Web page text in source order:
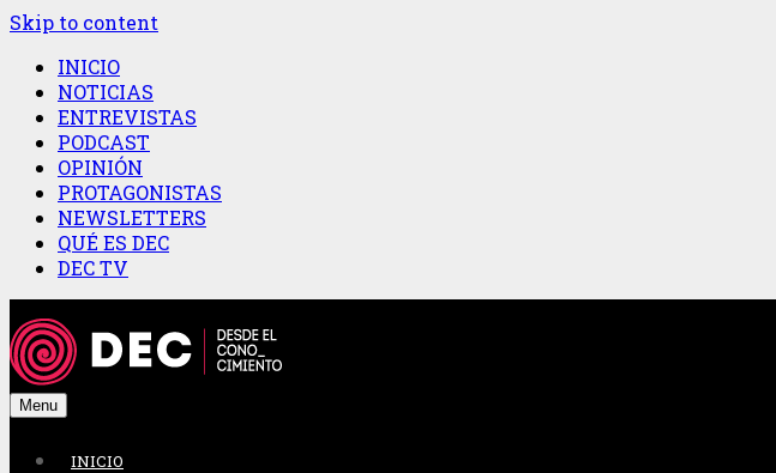
Skip to content
INICIO
NOTICIAS
ENTREVISTAS
PODCAST
OPINIÓN
PROTAGONISTAS
NEWSLETTERS
QUÉ ES DEC
DEC TV
Menu
INICIO